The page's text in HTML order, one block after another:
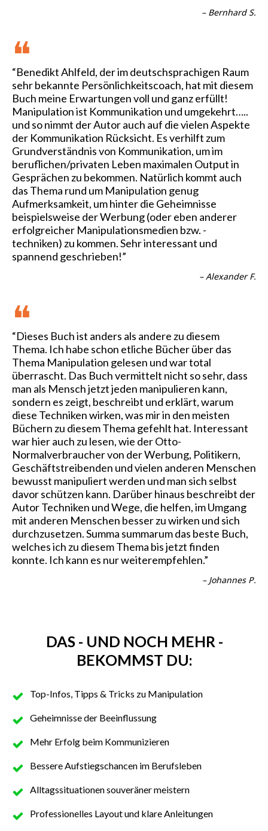
– Bernhard S.
❝
“Benedikt Ahlfeld, der im deutschsprachigen Raum
sehr bekannte Persönlichkeitscoach, hat mit diesem
Buch meine Erwartungen voll und ganz erfüllt!
Manipulation ist Kommunikation und umgekehrt…..
und so nimmt der Autor auch auf die vielen Aspekte
der Kommunikation Rücksicht. Es verhilft zum
Grundverständnis von Kommunikation, um im
beruflichen/privaten Leben maximalen Output in
Gesprächen zu bekommen. Natürlich kommt auch
das Thema rund um Manipulation genug
Aufmerksamkeit, um hinter die Geheimnisse
beispielsweise der Werbung (oder eben anderer
erfolgreicher Manipulationsmedien bzw. -
techniken) zu kommen. Sehr interessant und
spannend geschrieben!”
– Alexander F.
❝
“Dieses Buch ist anders als andere zu diesem
Thema. Ich habe schon etliche Bücher über das
Thema Manipulation gelesen und war total
überrascht. Das Buch vermittelt nicht so sehr, dass
man als Mensch jetzt jeden manipulieren kann,
sondern es zeigt, beschreibt und erklärt, warum
diese Techniken wirken, was mir in den meisten
Büchern zu diesem Thema gefehlt hat. Interessant
war hier auch zu lesen, wie der Otto-
Normalverbraucher von der Werbung, Politikern,
Geschäftstreibenden und vielen anderen Menschen
bewusst manipuliert werden und man sich selbst
davor schützen kann. Darüber hinaus beschreibt der
Autor Techniken und Wege, die helfen, im Umgang
mit anderen Menschen besser zu wirken und sich
durchzusetzen. Summa summarum das beste Buch,
welches ich zu diesem Thema bis jetzt finden
konnte. Ich kann es nur weiterempfehlen.”
– Johannes P.
DAS - UND NOCH MEHR -
BEKOMMST DU:
Top-Infos, Tipps & Tricks zu Manipulation
Geheimnisse der Beeinflussung
Mehr Erfolg beim Kommunizieren
Bessere Aufstiegschancen im Berufsleben
Alltagssituationen souveräner meistern
Professionelles Layout und klare Anleitungen